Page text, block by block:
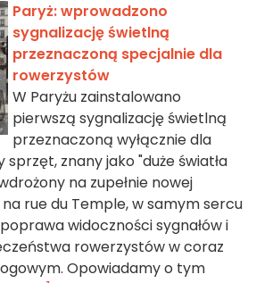
Paryż: wprowadzono
sygnalizację świetlną
przeznaczoną specjalnie dla
rowerzystów
W Paryżu zainstalowano
pierwszą sygnalizację świetlną
przeznaczoną wyłącznie dla
znany jako "duże światła
na zupełnie nowej
rue du Temple, w samym sercu
widoczności sygnałów i
rowerzystów w coraz
Opowiadamy o tym